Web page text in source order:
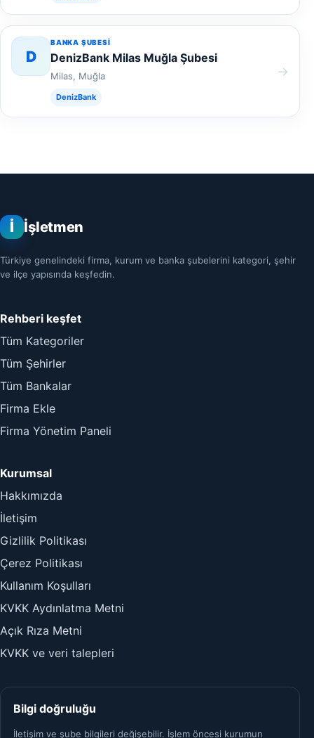
D
BANKA ŞUBESI
DenizBank Milas Muğla Şubesi
Milas, Muğla
DenizBank
→
İ İşletmen
Türkiye genelindeki firma, kurum ve banka şubelerini kategori, şehir
ve ilçe yapısında keşfedin.
Rehberi keşfet
Tüm Kategoriler
Tüm Şehirler
Tüm Bankalar
Firma Ekle
Firma Yönetim Paneli
Kurumsal
Hakkımızda
İletişim
Gizlilik Politikası
Çerez Politikası
Kullanım Koşulları
KVKK Aydınlatma Metni
Açık Rıza Metni
KVKK ve veri talepleri
Bilgi doğruluğu
İletişim ve şube bilgileri değişebilir. İşlem öncesi kurumun